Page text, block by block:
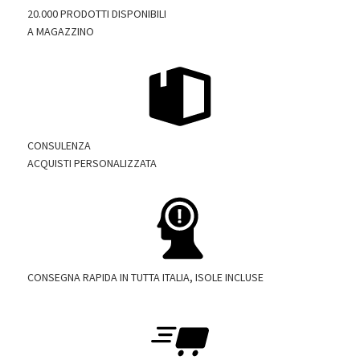
20.000 PRODOTTI DISPONIBILI
A MAGAZZINO
CONSULENZA
ACQUISTI PERSONALIZZATA
CONSEGNA RAPIDA IN TUTTA ITALIA, ISOLE INCLUSE